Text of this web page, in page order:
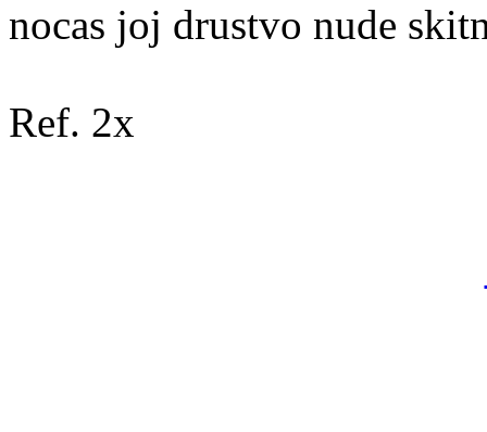
nocas joj drustvo nude
Ref. 2x